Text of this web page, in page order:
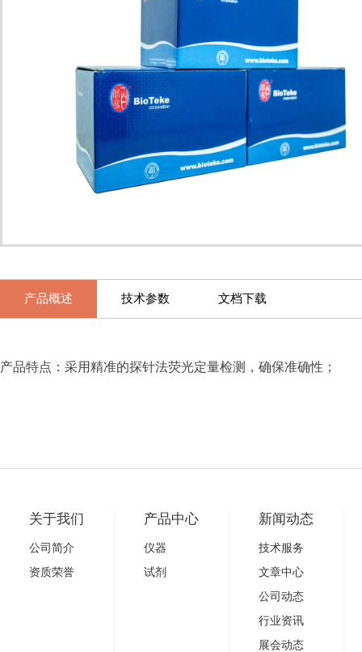
产品概述 技术参数 文档下载
产品特点：采用精准的探针法荧光定量检测，确保准确性；
关于我们
公司简介
资质荣誉
产品中心
仪器
试剂
新闻动态
技术服务
文章中心
公司动态
行业资讯
展会动态